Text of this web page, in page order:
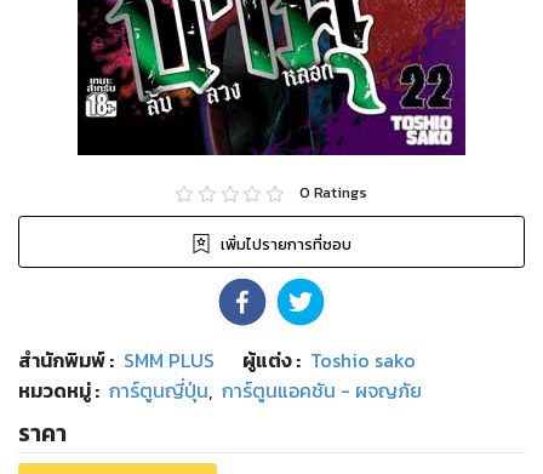
0 Ratings
เพิ่มไปรายการที่ชอบ
สำนักพิมพ์: SMM PLUS ผู้แต่ง : Toshio sako
หมวดหมู่: การ์ตูนญี่ปุ่น, การ์ตูนแอคชัน - ผจญภัย
ราคา